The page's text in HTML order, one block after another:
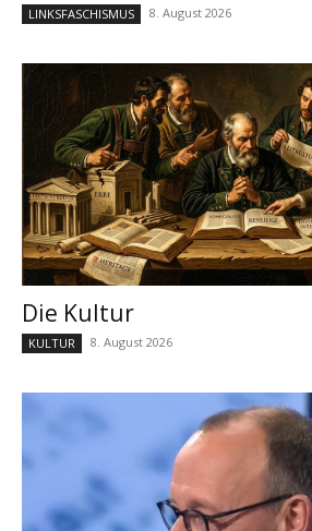
LINKSFASCHISMUS 8. August 2026
Die Kultur
KULTUR 8. August 2026